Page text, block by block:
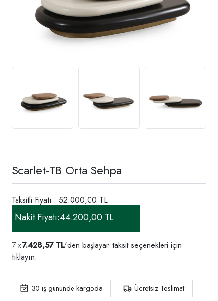
Scarlet-TB Orta Sehpa
Taksitli Fiyatı : 52.000,00 TL
Nakit Fiyatı:44.200,00 TL
7.428,57 TL'den başlayan taksit seçenekleri için
tıklayın.
30 iş gününde kargoda Ücretsiz Teslimat